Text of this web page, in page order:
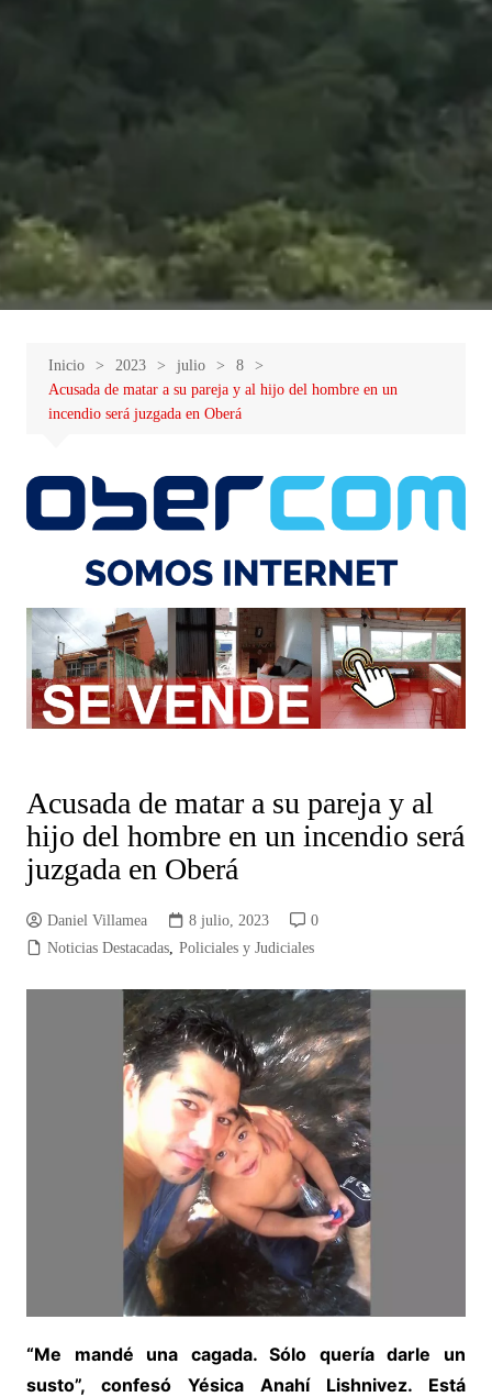
Inicio 2023 julio
8
Acusada de matar a su pareja y al hijo del hombre en un
incendio será juzgada en Oberá
Acusada de matar a su pareja y al
hijo del hombre en un incendio será
juzgada en Oberá
Daniel Villamea 8 julio, 2023
0
Noticias Destacadas, Policiales y Judiciales
“Me mandé una cagada. Sólo quería darle un
susto”, confesó Yésica Anahí Lishnivez. Está